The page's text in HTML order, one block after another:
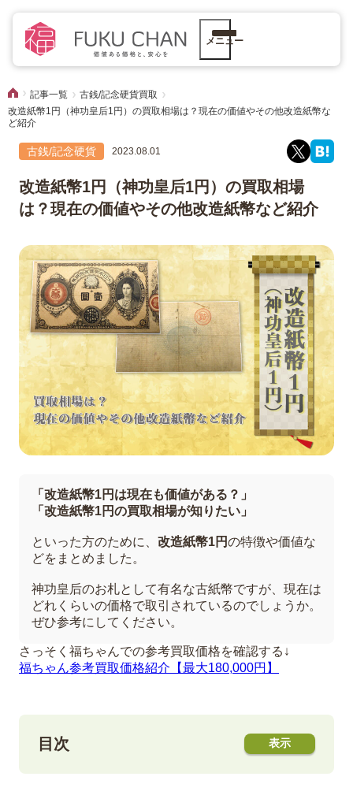
メニュー
記事一覧
古銭/記念硬貨買取
改造紙幣1円（神功皇后1円）の買取相場は？現在の価値やその他改造紙幣な
ど紹介
古銭/記念硬貨 2023.08.01
改造紙幣1円（神功皇后1円）の買取相場
は？現在の価値やその他改造紙幣など紹介
「改造紙幣1円は現在も価値がある？」
「改造紙幣1円の買取相場が知りたい」
といった方のために、 改造紙幣1円の特徴や価値な
どをまとめました。
神功皇后のお札として有名な古紙幣ですが、現在は
どれくらいの価格で取引されているのでしょうか。
ぜひ参考にしてください。
さっそく福ちゃんでの参考買取価格を確認する↓
福ちゃん参考買取価格紹介【最大180,000円】
目次